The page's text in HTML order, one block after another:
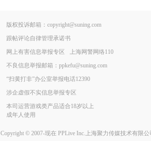
版权投诉邮箱：copyright@suning.com
跟帖评论自律管理承诺书
网上有害信息举报专区
上海网警网络110
不良信息举报邮箱：ppkefu@suning.com
“扫黄打非”办公室举报电话12390
涉企虚假不实信息举报专区
本司运营游戏类产品适合18岁以上
成年人使用
Copyright © 2007-现在 PPLive Inc.上海聚力传媒技术有限公